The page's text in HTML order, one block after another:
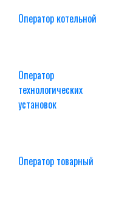
Оператор котельной
Оператор
технологических
установок
Оператор товарный